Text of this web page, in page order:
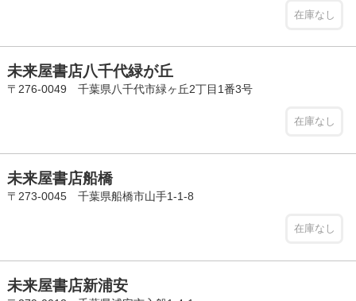
在庫なし
未来屋書店八千代緑が丘
〒276-0049 千葉県八千代市緑ヶ丘2丁目1番3号
在庫なし
未来屋書店船橋
〒273-0045 千葉県船橋市山手1-1-8
在庫なし
未来屋書店新浦安